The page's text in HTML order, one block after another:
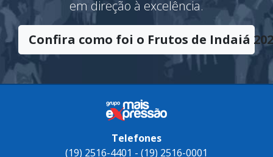
significado de sucesso e vitória. Uma
premiação pelo esforço contínuo e coletivo
em direção à excelência.
Confira como foi o Frutos de Indaiá